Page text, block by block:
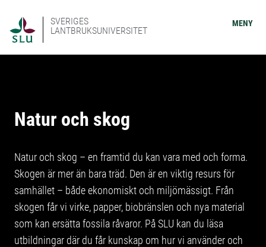
SVERIGES
LANTBRUKSUNIVERSITET
MENY
Natur och skog
Natur och skog – en framtid du kan vara med och forma.
Skogen är mer än bara träd. Den är en viktig resurs för
samhället – både ekonomiskt och miljömässigt. Från
skogen får vi virke, papper, biobränslen och nya material
som kan ersätta fossila råvaror. På SLU kan du läsa
utbildningar där du får kunskap om hur vi använder och